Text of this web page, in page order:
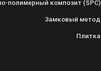
полимерный композит (SPC)
Замковый метод
Плитка